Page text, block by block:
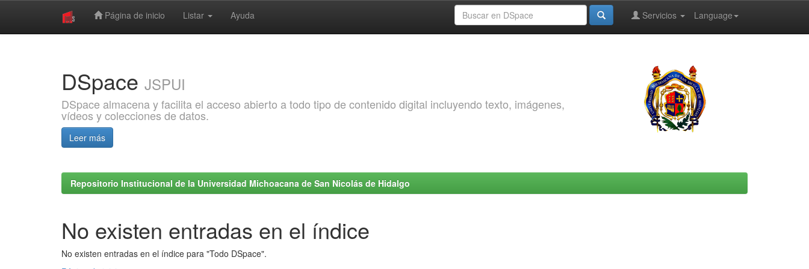
Página de inicio Listar Ayuda Language
Servicios
DSpace JSPUI
DSpace almacena y facilita el acceso abierto a todo tipo de contenido digital incluyendo texto, imágenes,
vídeos y colecciones de datos.
Leer más
Repositorio Institucional de la Universidad Michoacana de San Nicolás de Hidalgo
No existen entradas en el índice
No existen entradas en el índice para "Todo DSpace".